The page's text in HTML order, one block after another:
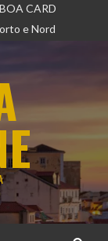
CARD
e Nord